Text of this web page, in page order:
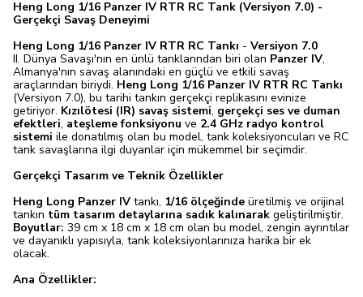
Heng Long 1/16 Panzer IV RTR RC Tank (Versiyon 7.0) -
Gerçekçi Savaş Deneyimi
Heng Long 1/16 Panzer IV RTR RC Tankı - Versiyon 7.0
II. Dünya Savaşı'nın en ünlü tanklarından biri olan Panzer IV,
Almanya'nın savaş alanındaki en güçlü ve etkili savaş
araçlarından biriydi. Heng Long 1/16 Panzer IV RTR RC Tankı
(Versiyon 7.0), bu tarihi tankın gerçekçi replikasını evinize
getiriyor. Kızılötesi (IR) savaş sistemi, gerçekçi ses ve duman
efektleri, ateşleme fonksiyonu ve 2.4 GHz radyo kontrol
sistemi ile donatılmış olan bu model, tank koleksiyoncuları ve RC
tank savaşlarına ilgi duyanlar için mükemmel bir seçimdir.
Gerçekçi Tasarım ve Teknik Özellikler
Heng Long Panzer IV tankı, 1/16 ölçeğinde üretilmiş ve orijinal
tankın tüm tasarım detaylarına sadık kalınarak geliştirilmiştir.
Boyutlar: 39 cm x 18 cm x 18 cm olan bu model, zengin ayrıntılar
ve dayanıklı yapısıyla, tank koleksiyonlarınıza harika bir ek
olacak.
Ana Özellikler: